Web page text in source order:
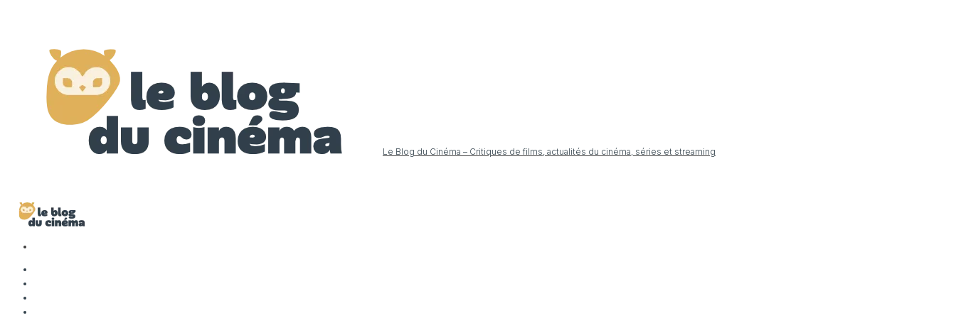
Le Blog du Cinéma – Critiques de films, actualités du cinéma, séries et streaming